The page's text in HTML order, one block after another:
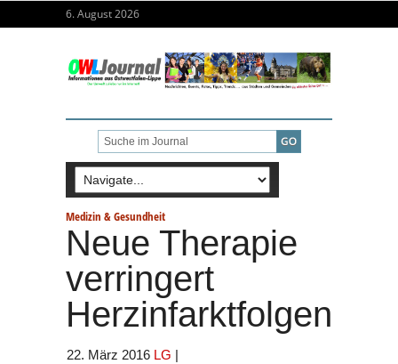
6. August 2026
Medizin & Gesundheit
Neue Therapie
verringert
Herzinfarktfolgen
22. März 2016 LG |